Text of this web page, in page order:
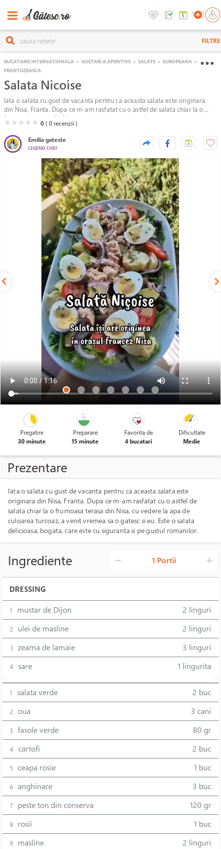
FILTRE
BUCATARIE INTERNATIONALA > GUSTARI & APERITIVE > SALATE > EUROPEANA >
FRANTUZEASCA
Salata Nicoise
Iata o salata cu gust de vacanta pentru ca aceasta salata este originara
din Nisa, Franta. Dupa ce m-am rasfatat cu o astfel de salata chiar la o
frumoasa terasa din Nisa, cu vedere la apa de culoarea turcoaz, a venit
vremea sa o gatesc si eu. Este o salata delicioasa, bogata, care este cu
siguranta si pe gustul romanilor.
( )
★( )
★( )
★( )
★( )
★ 0( 0 recenzii )
Emilia gateste
LEGEND CHEF
Pregatire
30 minute
Preparare
15 minute
Favorita de
4 bucatari
Dificultate
Medie
Prezentare
Iata o salata cu gust de vacanta pentru ca aceasta salata este
originara din Nisa, Franta. Dupa ce m-am rasfatat cu o astfel de
salata chiar la o frumoasa terasa din Nisa, cu vedere la apa de
culoarea turcoaz, a venit vremea sa o gatesc si eu. Este o salata
delicioasa, bogata, care este cu siguranta si pe gustul romanilor.
Ingrediente 1 Portii
DRESSING
1 mustar de Dijon 2 linguri
2 ulei de masline 2 linguri
3 zeama de lamaie 3 linguri
4 sare 1 lingurita
1 salata verde 2 buc
2 oua 3 cani
3 fasole verde 80 gr
4 cartofi 2 buc
5 ceapa rosie 1 buc
6 anghinare 3 buc
7 peste ton din conserva 120 gr
8 rosii 1 buc
9 masline 2 linguri